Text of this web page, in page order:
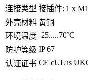
连接类型 接插件: 1 x
外壳材料 黄铜
环境温度 -25.....70°C
防护等级 IP 67
认证证书 CE cULus